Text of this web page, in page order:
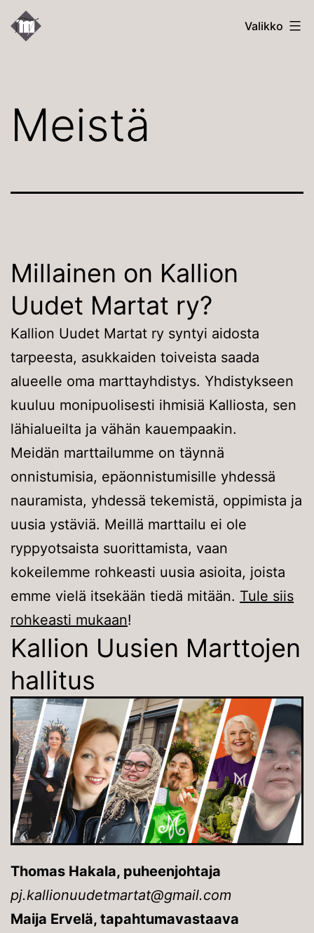
Siirry
sisältöön
Kallion
Valikko
Meistä
Millainen on Kallion
Uudet Martat ry?
Kallion Uudet Martat ry syntyi aidosta
tarpeesta, asukkaiden toiveista saada
alueelle oma marttayhdistys. Yhdistykseen
kuuluu monipuolisesti ihmisiä Kalliosta, sen
lähialueilta ja vähän kauempaakin.
Meidän marttailumme on täynnä
onnistumisia, epäonnistumisille yhdessä
nauramista, yhdessä tekemistä, oppimista ja
uusia ystäviä. Meillä marttailu ei ole
ryppyotsaista suorittamista, vaan
kokeilemme rohkeasti uusia asioita, joista
emme vielä itsekään tiedä mitään. Tule siis
rohkeasti mukaan!
Kallion Uusien Marttojen
hallitus
Thomas Hakala, puheenjohtaja
pj.kallionuudetmartat@gmail.com
Maija Ervelä, tapahtumavastaava